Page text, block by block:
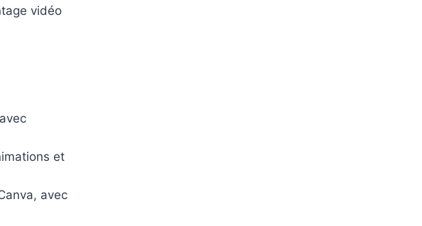
vidéo
et
avec